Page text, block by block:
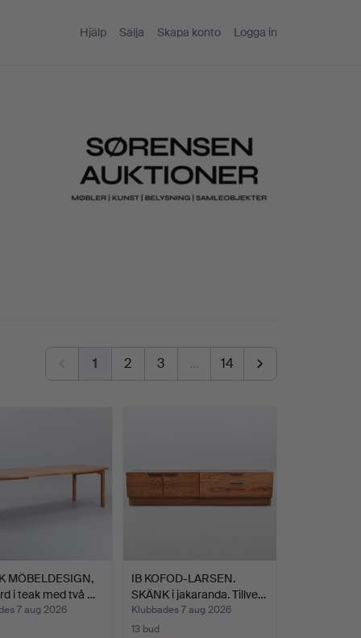
Hjälp Sälja Skapa konto Logga in
1 2 3 … 14
MÖBELDESIGN,
i teak med två …
7 aug 2026
IB KOFOD-LARSEN.
SKÄNK i jakaranda. Tillve…
Klubbades 7 aug 2026
13 bud